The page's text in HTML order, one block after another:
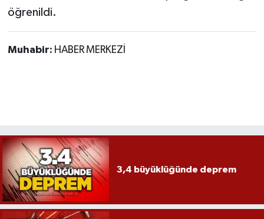
öğrenildi.
Muhabir: HABER MERKEZİ
3,4 büyüklüğünde deprem